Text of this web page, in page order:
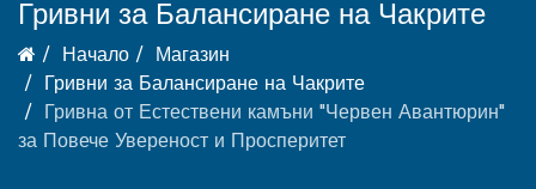
Гривни за Балансиране на Чакрите
Начало
Магазин
Гривни за Балансиране на Чакрите
Гривна от Естествени камъни "Червен Авантюрин"
за Повече Увереност и Просперитет